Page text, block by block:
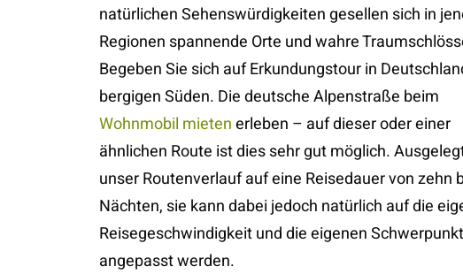
natürlichen Sehenswürdigkeiten gesellen sich in
Regionen spannende Orte und wahre
Begeben Sie sich auf Erkundungstour in
bergigen Süden. Die deutsche Alpenstraße beim
Wohnmobil mietenerleben – auf dieser oder einer
ähnlichen Route ist dies sehr gut möglich.
unser Routenverlauf auf eine Reisedauer von zehn
Nächten, sie kann dabei jedoch natürlich auf die
Reisegeschwindigkeit und die eigenen
angepasst werden.